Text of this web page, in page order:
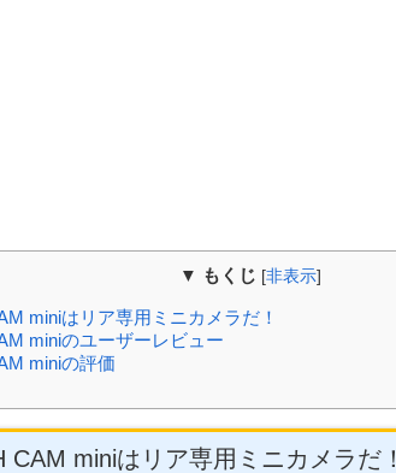
▼ もくじ [非表示]
miniはリア専用ミニカメラだ！
miniのユーザーレビュー
miniの評価
CAM miniはリア専用ミニカメラだ！